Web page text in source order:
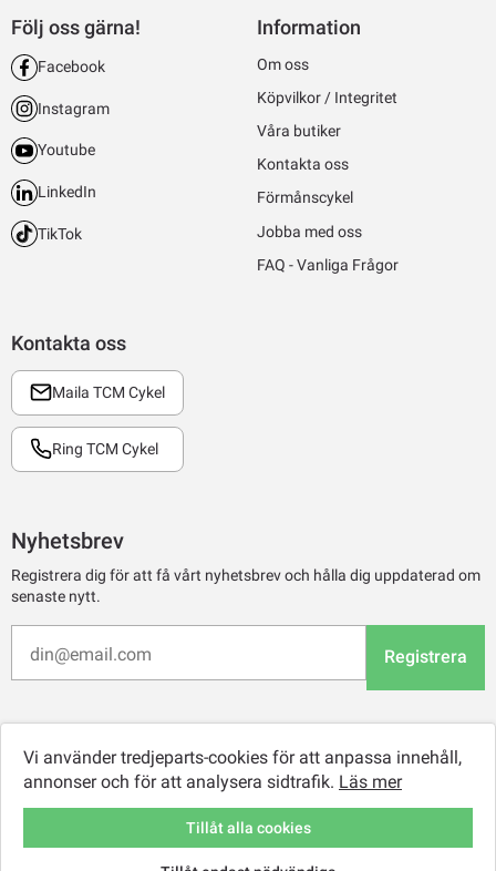
Kontakta oss
Maila TCM Cykel
Ring TCM Cykel
Följ oss gärna!
Facebook
Instagram
Youtube
LinkedIn
TikTok
Information
Om oss
Köpvilkor / Integritet
Våra butiker
Kontakta oss
Förmånscykel
Jobba med oss
FAQ - Vanliga Frågor
Nyhetsbrev
Registrera dig för att få vårt nyhetsbrev och hålla dig uppdaterad om
senaste nytt.
Registrera
Vi använder tredjeparts-cookies för att anpassa innehåll,
annonser och för att analysera sidtrafik. Läs mer
Tillåt alla cookies